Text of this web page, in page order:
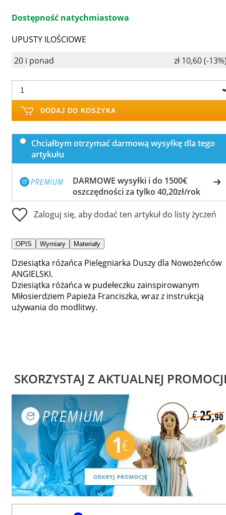
Dostępność natychmiastowa
UPUSTY ILOŚCIOWE
20 i ponad
zł 10,60 (-
DODAJ DO KOSZYKA
Chciałbym otrzymać darmową wysyłkę dla tego
artykułu
DARMOWE wysyłki i do 1500€
oszczędności za tylko 40,20zł/rok
Zaloguj się, aby dodać ten artykuł do listy życzeń
OPIS Wymiary Materiały
Dziesiątka różańca Pielęgniarka Duszy dla Nowożeńców
ANGIELSKI.
Dziesiątka różańca w pudełeczku zainspirowanym
Miłosierdziem Papieża Franciszka, wraz z instrukcją
używania do modlitwy.
SKORZYSTAJ Z AKTUALNEJ